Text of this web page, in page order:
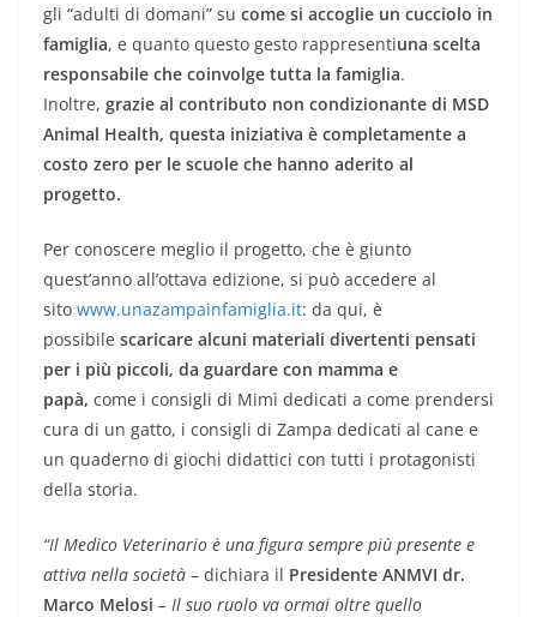
gli “adulti di domani” su come si accoglie un cucciolo in
famiglia, e quanto questo gesto rappresentiuna scelta
responsabile che coinvolge tutta la famiglia.
Inoltre, grazie al contributo non condizionante di MSD
Animal Health, questa iniziativa è completamente a
costo zero per le scuole che hanno aderito al
progetto.
Per conoscere meglio il progetto, che è giunto
quest’anno all’ottava edizione, si può accedere al
sito www.unazampainfamiglia.it: da qui, è
possibile scaricare alcuni materiali divertenti pensati
per i più piccoli, da guardare con mamma e
papà, come i consigli di Mimì dedicati a come prendersi
cura di un gatto, i consigli di Zampa dedicati al cane e
un quaderno di giochi didattici con tutti i protagonisti
della storia.
“Il Medico Veterinario è una figura sempre più presente e
attiva nella società – dichiara il Presidente ANMVI dr.
Marco Melosi – Il suo ruolo va ormai oltre quello